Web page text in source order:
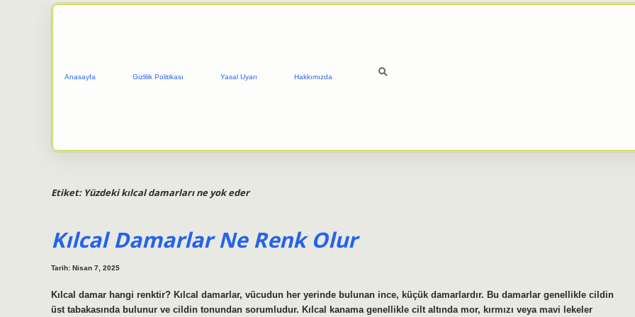
Anasayfa Gizlilik Politikası Yasal Uyarı Hakkımızda
Etiket: Yüzdeki kılcal damarları ne yok eder
Kılcal Damarlar Ne Renk Olur
Tarih: Nisan 7, 2025
Kılcal damar hangi renktir? Kılcal damarlar, vücudun her yerinde bulunan ince, küçük damarlardır. Bu damarlar genellikle cildin
üst tabakasında bulunur ve cildin tonundan sorumludur. Kılcal kanama genellikle cilt altında mor, kırmızı veya mavi lekeler